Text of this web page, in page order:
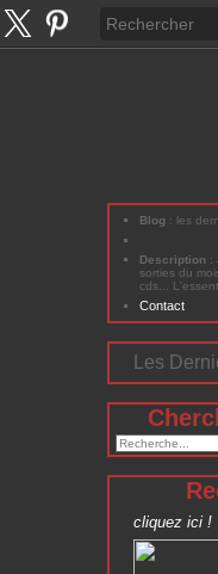
Blog : les
Description :
sorties du
cds...
Contact
Les
cliquez ici !